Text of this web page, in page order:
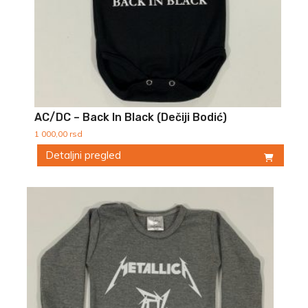
AC/DC – Back In Black (Dečiji Bodić)
1 000,00 rsd
Detaljni pregled
varijanti.
Opcije
mogu
biti